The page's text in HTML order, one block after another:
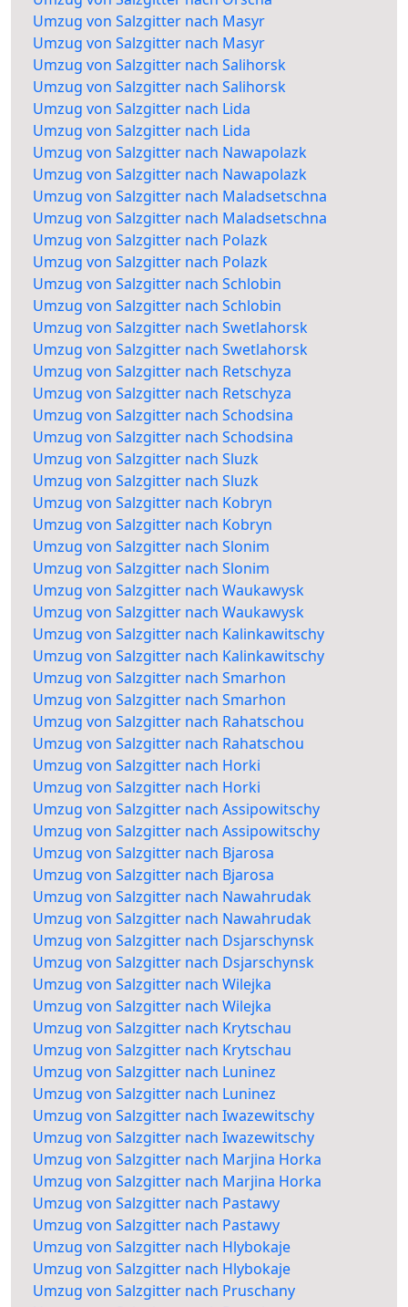
Umzug von Salzgitter nach Masyr
Umzug von Salzgitter nach Masyr
Umzug von Salzgitter nach Salihorsk
Umzug von Salzgitter nach Salihorsk
Umzug von Salzgitter nach Lida
Umzug von Salzgitter nach Lida
Umzug von Salzgitter nach Nawapolazk
Umzug von Salzgitter nach Nawapolazk
Umzug von Salzgitter nach Maladsetschna
Umzug von Salzgitter nach Maladsetschna
Umzug von Salzgitter nach Polazk
Umzug von Salzgitter nach Polazk
Umzug von Salzgitter nach Schlobin
Umzug von Salzgitter nach Schlobin
Umzug von Salzgitter nach Swetlahorsk
Umzug von Salzgitter nach Swetlahorsk
Umzug von Salzgitter nach Retschyza
Umzug von Salzgitter nach Retschyza
Umzug von Salzgitter nach Schodsina
Umzug von Salzgitter nach Schodsina
Umzug von Salzgitter nach Sluzk
Umzug von Salzgitter nach Sluzk
Umzug von Salzgitter nach Kobryn
Umzug von Salzgitter nach Kobryn
Umzug von Salzgitter nach Slonim
Umzug von Salzgitter nach Slonim
Umzug von Salzgitter nach Waukawysk
Umzug von Salzgitter nach Waukawysk
Umzug von Salzgitter nach Kalinkawitschy
Umzug von Salzgitter nach Kalinkawitschy
Umzug von Salzgitter nach Smarhon
Umzug von Salzgitter nach Smarhon
Umzug von Salzgitter nach Rahatschou
Umzug von Salzgitter nach Rahatschou
Umzug von Salzgitter nach Horki
Umzug von Salzgitter nach Horki
Umzug von Salzgitter nach Assipowitschy
Umzug von Salzgitter nach Assipowitschy
Umzug von Salzgitter nach Bjarosa
Umzug von Salzgitter nach Bjarosa
Umzug von Salzgitter nach Nawahrudak
Umzug von Salzgitter nach Nawahrudak
Umzug von Salzgitter nach Dsjarschynsk
Umzug von Salzgitter nach Dsjarschynsk
Umzug von Salzgitter nach Wilejka
Umzug von Salzgitter nach Wilejka
Umzug von Salzgitter nach Krytschau
Umzug von Salzgitter nach Krytschau
Umzug von Salzgitter nach Luninez
Umzug von Salzgitter nach Luninez
Umzug von Salzgitter nach Iwazewitschy
Umzug von Salzgitter nach Iwazewitschy
Umzug von Salzgitter nach Marjina Horka
Umzug von Salzgitter nach Marjina Horka
Umzug von Salzgitter nach Pastawy
Umzug von Salzgitter nach Pastawy
Umzug von Salzgitter nach Hlybokaje
Umzug von Salzgitter nach Hlybokaje
Umzug von Salzgitter nach Pruschany